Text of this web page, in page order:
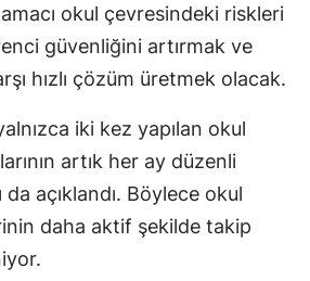
okul çevresindeki riskleri
güvenliğini artırmak ve
hızlı çözüm üretmek olacak.
iki kez yapılan okul
artık her ay düzenli
da açıklandı. Böylece okul
daha aktif şekilde takip